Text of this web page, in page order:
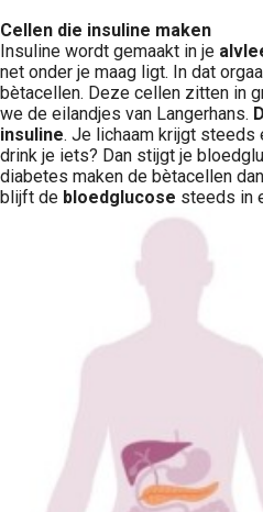
Cellen die insuline maken
Insuline wordt gemaakt in je
net onder je maag ligt. In dat
bètacellen. Deze cellen zitten in
we de eilandjes van Langerhans.
insuline. Je lichaam krijgt steeds
drink je iets? Dan stijgt je
diabetes maken de bètacellen
blijft de bloedglucose steeds in